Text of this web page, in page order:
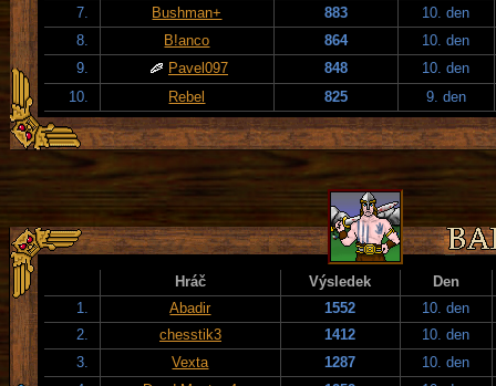
7.
Bushman+ 883
10. den
8.
B!anco 864
10. den
9.
Pavel097 848
10. den
10.
Rebel 825 9. den
Hráč Výsledek
Den
1.
Abadir 1552
10. den
2.
chesstik3 1412
10. den
3.
Vexta 1287
10. den